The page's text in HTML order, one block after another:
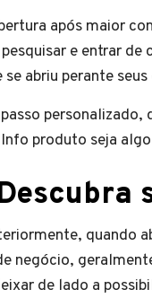
após maior
e entrar
abriu perante seus
produto seja
quando
negócio,
de lado a